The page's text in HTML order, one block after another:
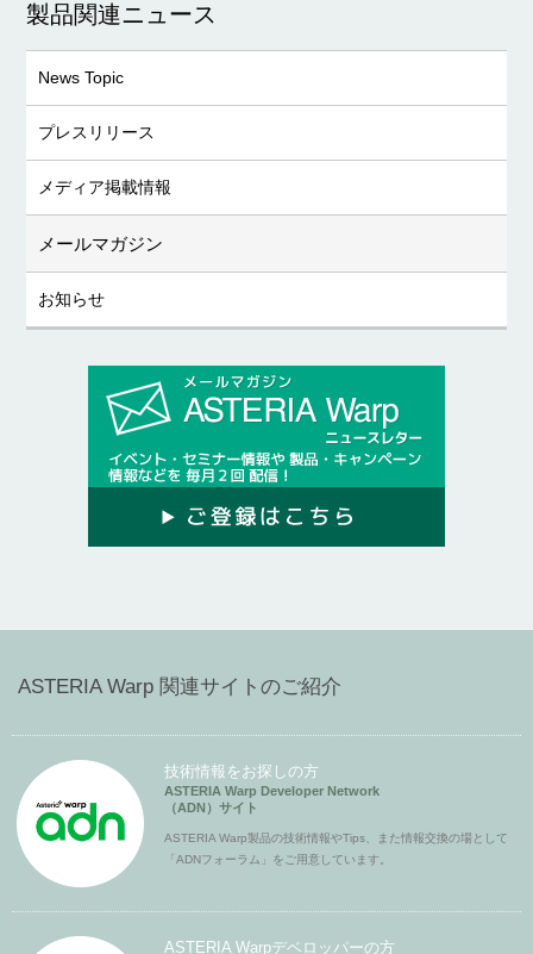
製品関連ニュース
News Topic
プレスリリース
メディア掲載情報
メールマガジン
お知らせ
ASTERIA Warp 関連サイトのご紹介
技術情報をお探しの方
ASTERIA Warp Developer Network
（ADN）サイト
ASTERIA Warp製品の技術情報やTips、また情報交換の場として
「ADNフォーラム」をご用意しています。
ASTERIA Warpデベロッパーの方